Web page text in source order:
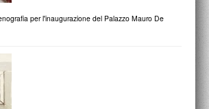
per l'inaugurazione del Palazzo Mauro De